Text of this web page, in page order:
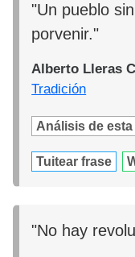
"Un pueblo
porvenir."
Alberto Lleras
Tradición
Análisis de
Tuitear frase
"No hay